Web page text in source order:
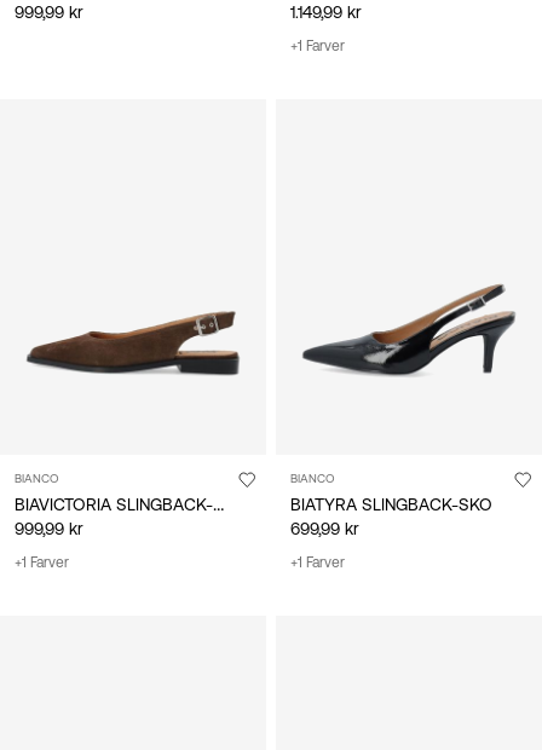
999,99 kr 1.149,99 kr
+1 Farver
BIANCO
999,99 kr
+1 Farver
BIANCO
BIATYRA SLINGBACK-SKO
699,99 kr
+1 Farver